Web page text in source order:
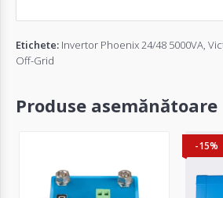
Etichete: Invertor Phoenix 24/48 5000VA,
Off-Grid
Produse asemănătoare
-15%